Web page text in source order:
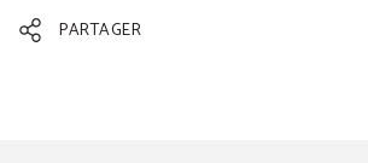
PARTAGER